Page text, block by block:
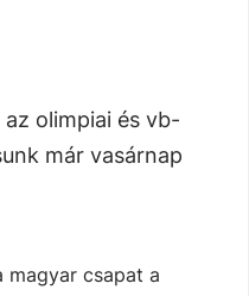
olimpiai és vb-
már vasárnap
csapat a